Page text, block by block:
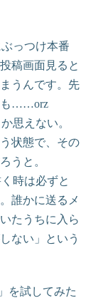
っつけ本番
稿画面見ると
うんです。先
も……orz
思えない。
状態で、その
うと。
時は必ずと
誰かに送るメ
たうちに入ら
ない」という
を試してみた